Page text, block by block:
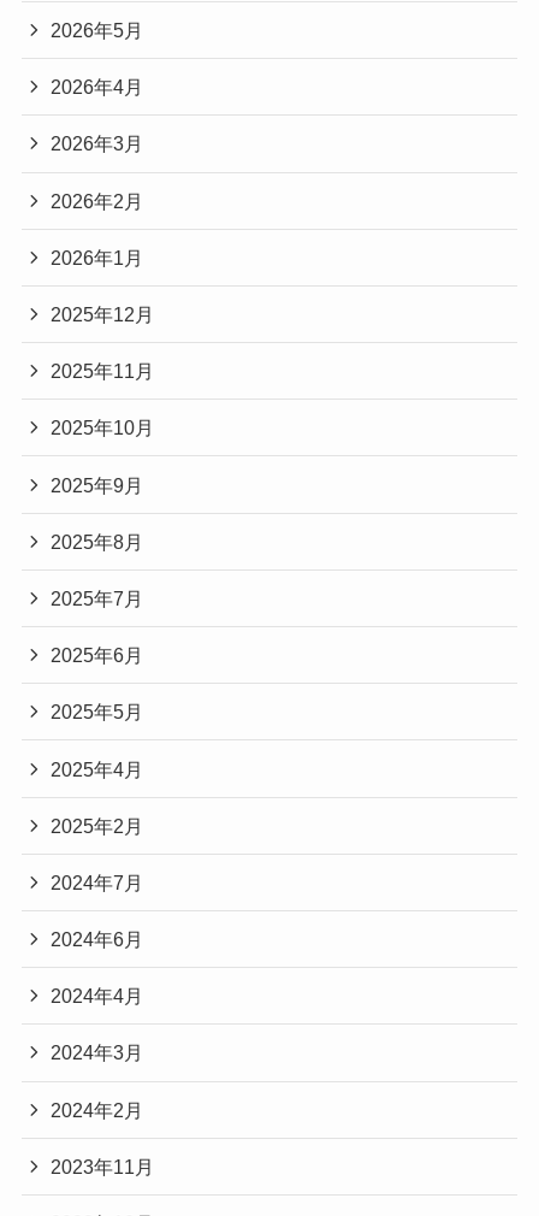
2026年5月
2026年4月
2026年3月
2026年2月
2026年1月
2025年12月
2025年11月
2025年10月
2025年9月
2025年8月
2025年7月
2025年6月
2025年5月
2025年4月
2025年2月
2024年7月
2024年6月
2024年4月
2024年3月
2024年2月
2023年11月